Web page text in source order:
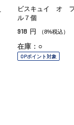
ビスキュイ オ
ル７個
918 円 （8%税込）
在庫：○
OPポイント対象